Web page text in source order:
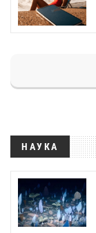
НАУКА